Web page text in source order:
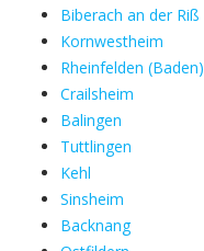
Biberach an der Riß
Kornwestheim
Rheinfelden (Baden)
Crailsheim
Balingen
Tuttlingen
Kehl
Sinsheim
Backnang